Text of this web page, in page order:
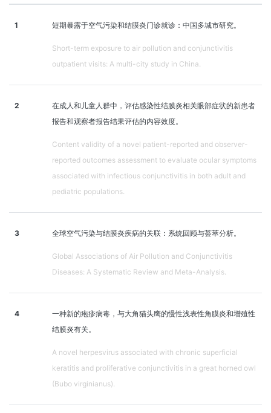
1 短期暴露于空气污染和结膜炎门诊就诊：中国多城市研究。
Short-term exposure to air pollution and conjunctivitis
outpatient visits: A multi-city study in China.
2
在成人和儿童人群中，评估感染性结膜炎相关眼部症状的新患者
报告和观察者报告结果评估的内容效度。
Content validity of a novel patient-reported and observer-
reported outcomes assessment to evaluate ocular symptoms
associated with infectious conjunctivitis in both adult and
pediatric populations.
3 全球空气污染与结膜炎疾病的关联：系统回顾与荟萃分析。
Global Associations of Air Pollution and Conjunctivitis
Diseases: A Systematic Review and Meta-Analysis.
4
一种新的疱疹病毒，与大角猫头鹰的慢性浅表性角膜炎和增殖性
结膜炎有关。
A novel herpesvirus associated with chronic superficial
keratitis and proliferative conjunctivitis in a great horned owl
(Bubo virginianus).